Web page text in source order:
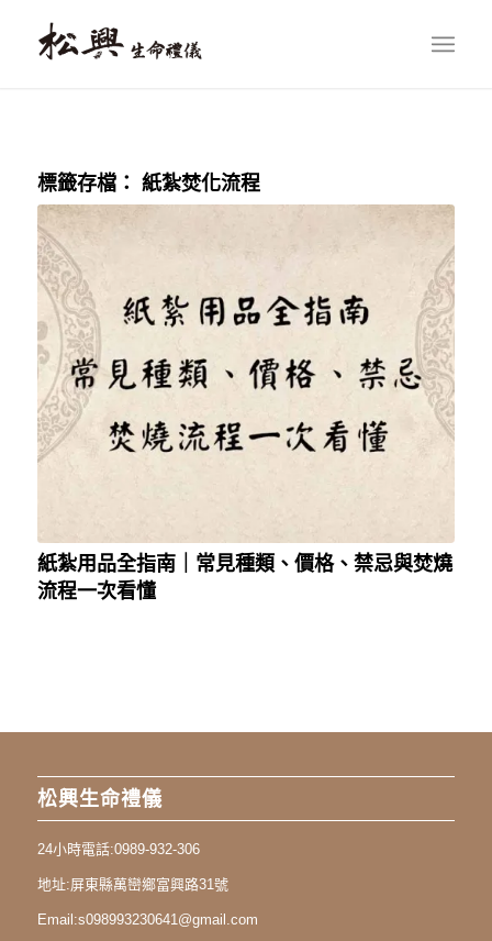
標籤存檔： 紙紮焚化流程
紙紮用品全指南｜常見種類、價格、禁忌與焚燒
流程一次看懂
松興生命禮儀
24小時電話:0989-932-306
地址:屏東縣萬巒鄉富興路31號
Email:s098993230641@gmail.com